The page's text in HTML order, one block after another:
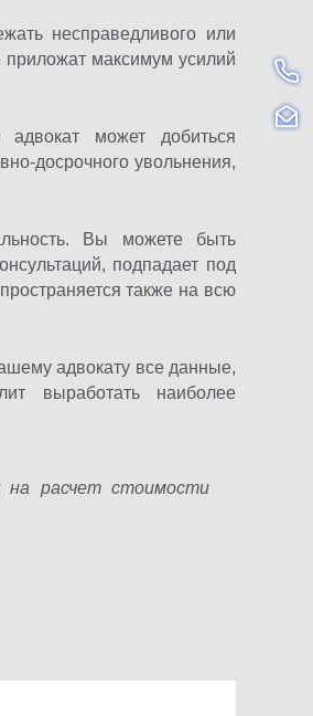
несправедливого или
максимум усилий
может добиться
досрочного увольнения,
Вы можете быть
подпадает под
также на всю
адвокату все данные,
выработать наиболее
на расчет стоимости